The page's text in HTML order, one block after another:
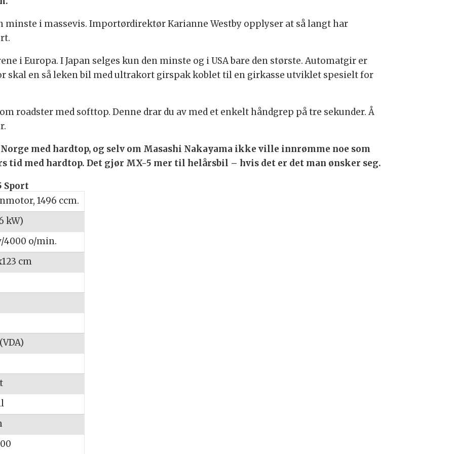
minste i massevis. Importørdirektør Karianne Westby opplyser at så langt har
i Europa. I Japan selges kun den minste og i USA bare den største. Automatgir er
skal en så leken bil med ultrakort girspak koblet til en girkasse utviklet spesielt for
roadster med softtop. Denne drar du av med et enkelt håndgrep på tre sekunder. Å
med hardtop, og selv om Masashi Nakayama ikke ville innrømme noe som
tid med hardtop. Det gjør MX-5 mer til helårsbil – hvis det er det man ønsker seg.
Sport
1496 ccm.
kW)
4000 o/min.
cm